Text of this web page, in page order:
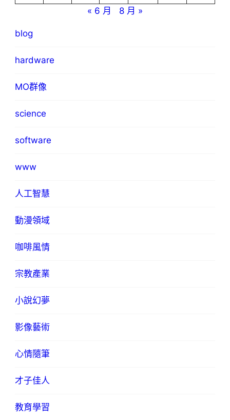
« 6 月
8 月 »
blog
hardware
MO群像
science
software
www
人工智慧
動漫領域
咖啡風情
宗教產業
小說幻夢
影像藝術
心情隨筆
才子佳人
教育學習